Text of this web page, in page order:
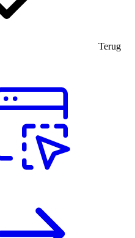
Terug